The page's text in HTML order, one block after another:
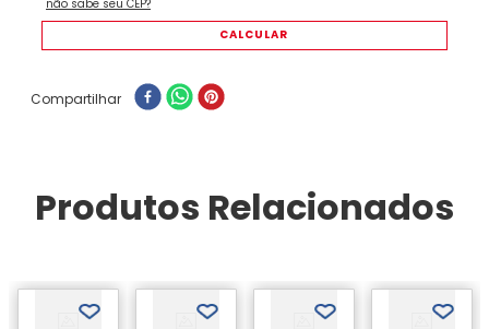
Compartilhar
Produtos Relacionados